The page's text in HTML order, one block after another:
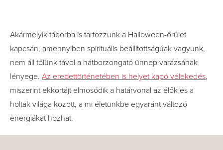
Akármelyik táborba is tartozzunk a Halloween-őrület
kapcsán, amennyiben spirituális beállítottságúak vagyunk,
nem áll tőlünk távol a hátborzongató ünnep varázsának
lényege. Az eredettörténetében is helyet kapó vélekedés,
miszerint ekkortájt elmosódik a határvonal az élők és a
holtak világa között, a mi életünkbe egyaránt változó
energiákat hozhat.